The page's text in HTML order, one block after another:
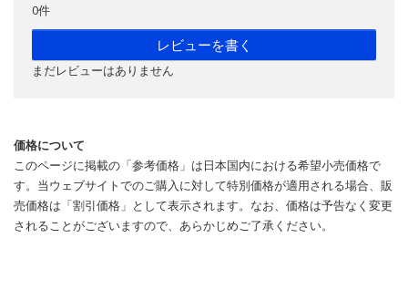
0件
レビューを書く
まだレビューはありません
価格について
このページに掲載の「参考価格」は日本国内における希望小売価格で
す。当ウェブサイトでのご購入に対して特別価格が適用される場合、販
売価格は「割引価格」として表示されます。なお、価格は予告なく変更
されることがございますので、あらかじめご了承ください。